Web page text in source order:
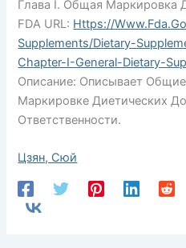
Глава I. Общая Маркировка
FDA URL: Https://
Supplements/dietary-
Chapter-I-General-Dietary-
Описание: Описывает
Маркировке Диетических
Ответственности.
Цзян, Сюй